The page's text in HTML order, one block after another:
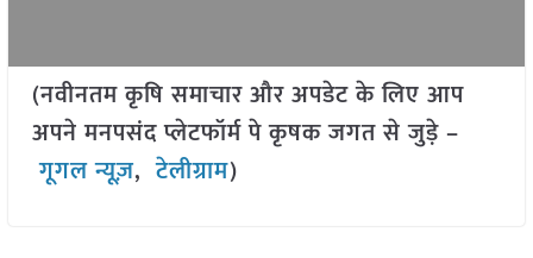
(नवीनतम कृषि समाचार और अपडेट के लिए आप
अपने मनपसंद प्लेटफॉर्म पे कृषक जगत से जुड़े –
गूगल न्यूज़,टेलीग्राम)